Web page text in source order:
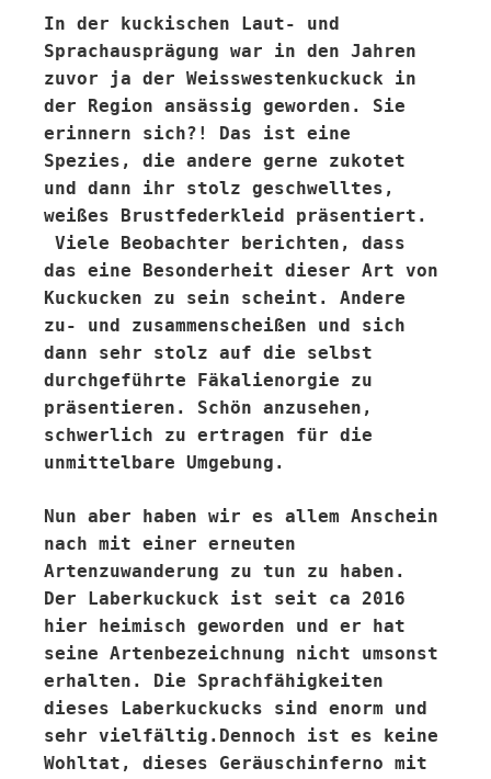
In der kuckischen Laut- und
Sprachausprägung war in den Jahren
zuvor ja der Weisswestenkuckuck in
der Region ansässig geworden. Sie
erinnern sich?! Das ist eine
Spezies, die andere gerne zukotet
und dann ihr stolz geschwelltes,
weißes Brustfederkleid präsentiert.
Viele Beobachter berichten, dass
das eine Besonderheit dieser Art von
Kuckucken zu sein scheint. Andere
zu- und zusammenscheißen und sich
dann sehr stolz auf die selbst
durchgeführte Fäkalienorgie zu
präsentieren. Schön anzusehen,
schwerlich zu ertragen für die
unmittelbare Umgebung.
Nun aber haben wir es allem Anschein
nach mit einer erneuten
Artenzuwanderung zu tun zu haben.
Der Laberkuckuck ist seit ca 2016
hier heimisch geworden und er hat
seine Artenbezeichnung nicht umsonst
erhalten. Die Sprachfähigkeiten
dieses Laberkuckucks sind enorm und
sehr vielfältig.Dennoch ist es keine
Wohltat, dieses Geräuschinferno mit